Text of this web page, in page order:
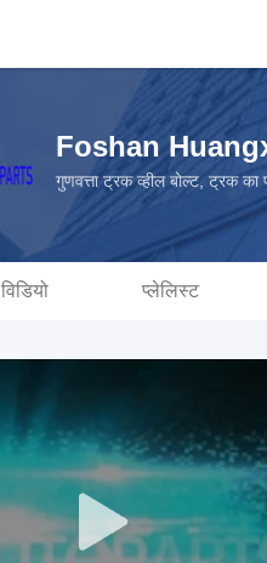
Foshan
गुणवत्ता ट्रक व्हील बोल्ट, ट्रक का
विडियो प्लेलिस्ट